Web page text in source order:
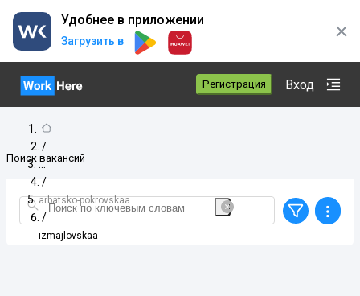
Удобнее в приложении
Загрузить в
Регистрация Вход
/
/
arbatsko-pokrovskaa
/
izmajlovskaa
Поиск вакансий